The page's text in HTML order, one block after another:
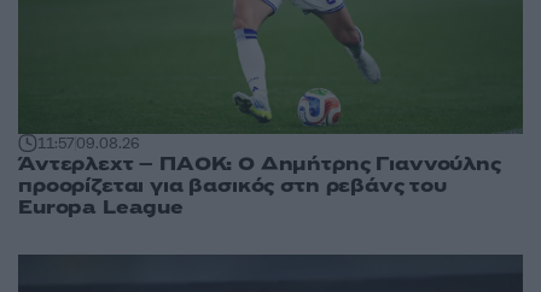
11:5709.08.26
Άντερλεχτ – ΠΑΟΚ: Ο Δημήτρης Γιαννούλης
προορίζεται για βασικός στη ρεβάνς του
Europa League